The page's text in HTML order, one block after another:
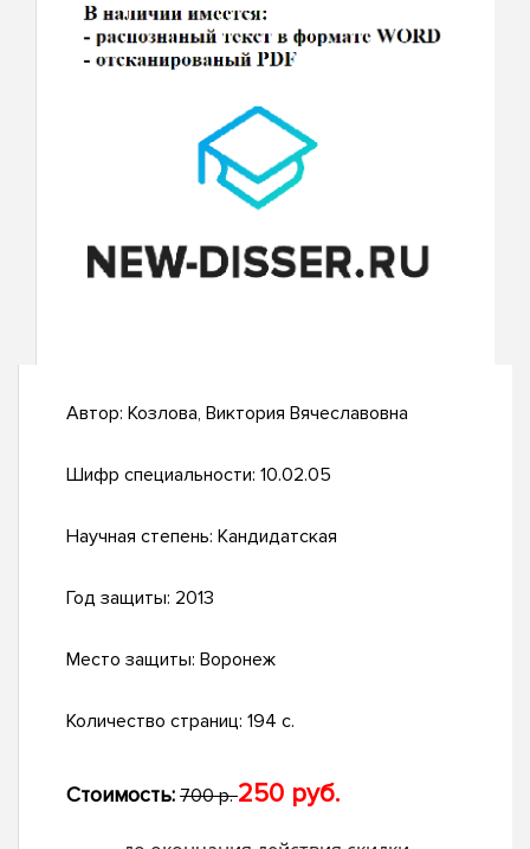
Автор: Козлова, Виктория Вячеславовна
Шифр специальности: 10.02.05
Научная степень: Кандидатская
Год защиты: 2013
Место защиты: Воронеж
Количество страниц: 194 с.
Стоимость: 700 р.250 руб.